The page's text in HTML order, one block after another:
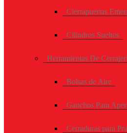
Cierrapuertas
Cilindros Sueltos
Herramientas De
Bolsas de Aire
Ganchos Para
Cerraduras para